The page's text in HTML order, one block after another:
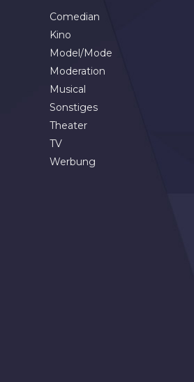
Comedian
Kino
Model/Mode
Moderation
Musical
Sonstiges
Theater
TV
Werbung